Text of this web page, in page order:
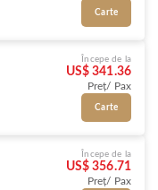
Carte
Începe de la
US$ 341.36
Preț/ Pax
Carte
Începe de la
US$ 356.71
Preț/ Pax